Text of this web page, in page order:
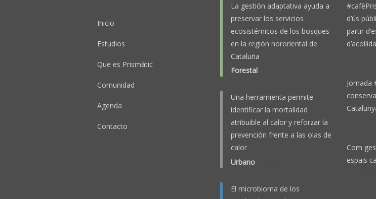
Peu
Inicio
Estudios
Que es Prismàtic
Comunidad
Agenda
Contacto
La gestión adaptativa ayuda a
preservar los servicios
ecosistémicos de los bosques
en la región nororiental de
Cataluña
Forestal-
Una herramienta permite
identificar la mortalidad
atribuible al calor y reforzar la
prevención frente a las olas de
calor
Urbano-
El microbioma de los
d’ús
partir
Jornada
Com
espais